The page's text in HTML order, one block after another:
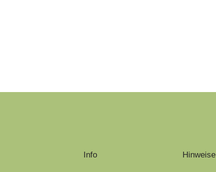
Info Hinweise